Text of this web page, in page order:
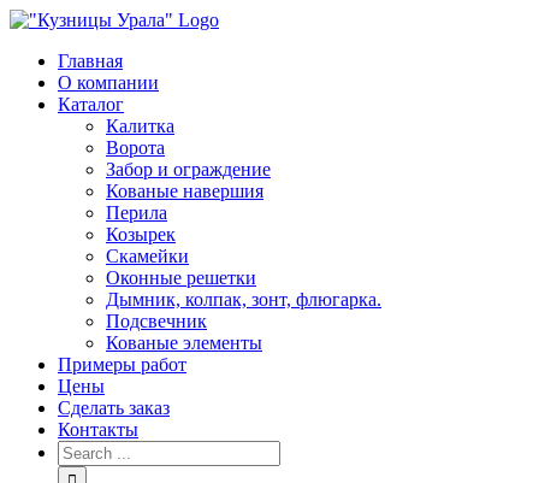
Skip
contentГлавная
О компании
Каталог
Калитка
Ворота
Забор и ограждение
Кованые навершия
Перила
Козырек
Скамейки
Оконные решетки
Дымник, колпак, зонт, флюгарка.
Подсвечник
Кованые элементы
Примеры работ
Цены
Сделать заказ
Контакты
Search
for: